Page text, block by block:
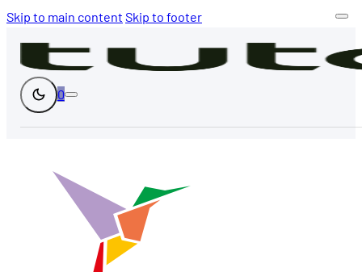
Skip to main content Skip to footer
0